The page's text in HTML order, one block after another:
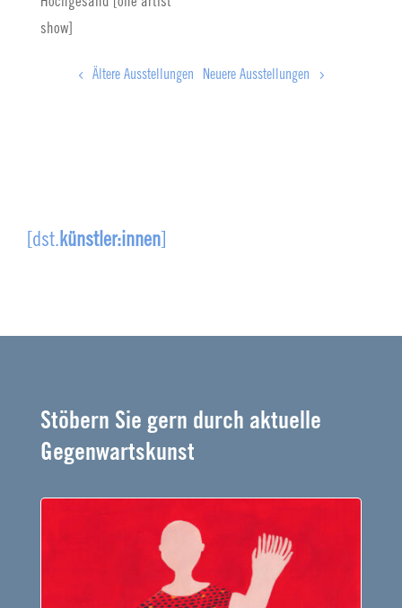
show]
Ältere Ausstellungen Neuere Ausstellungen
[dst.künstler:innen
Stöbern Sie gern durch aktuelle
Gegenwartskunst